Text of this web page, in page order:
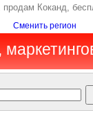
Коканд,
Сменить регион